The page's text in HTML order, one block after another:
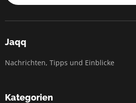
Jaqq
Nachrichten, Tipps und Einblicke
Kategorien